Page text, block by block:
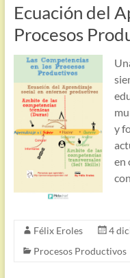
Ecuación del
Procesos
y
en
Félix Eroles
4
Procesos Productivos